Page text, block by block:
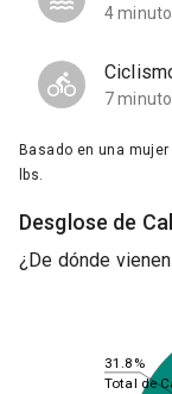
4
7
Basado en una
lbs.
Desglose de
¿De dónde
31.8%
Total de